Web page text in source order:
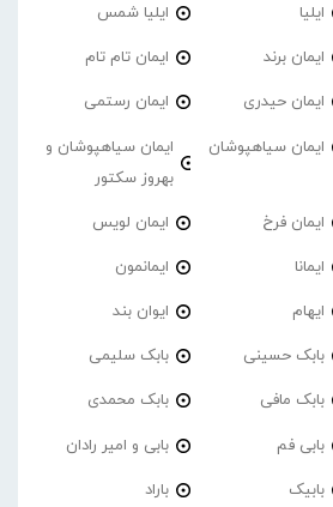
ایلیا ایلیا شمس
ایمان برند ایمان تام تام
ایمان حیدری ایمان رستمی
ایمان سیاهپوشان
ایمان سیاهپوشان و
بهروز سکتور
ایمان فرخ ایمان لویس
ایمانا ایمانمون
ایهام ایوان بند
بابک حسینی بابک سلیمی
بابک مافی بابک محمدی
بابی فم بابی و امیر رادان
بابیک باراد